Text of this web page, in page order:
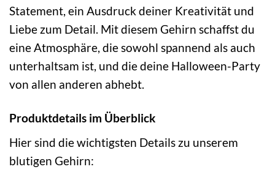
Statement, ein Ausdruck deiner Kreativität und
Liebe zum Detail. Mit diesem Gehirn schaffst du
eine Atmosphäre, die sowohl spannend als auch
unterhaltsam ist, und die deine Halloween-Party
von allen anderen abhebt.
Produktdetails im Überblick
Hier sind die wichtigsten Details zu unserem
blutigen Gehirn: